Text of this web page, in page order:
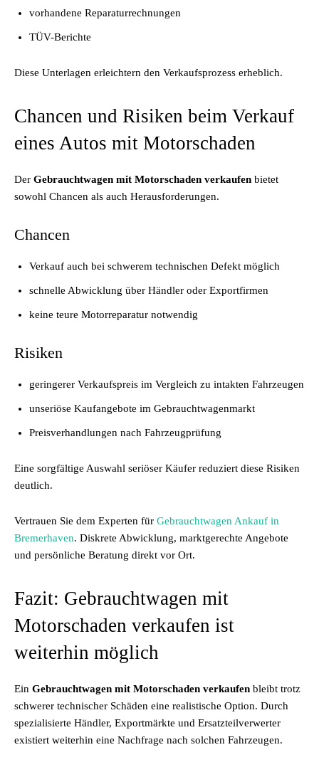
vorhandene Reparaturrechnungen
TÜV-Berichte
Diese Unterlagen erleichtern den Verkaufsprozess erheblich.
Chancen und Risiken beim Verkauf
eines Autos mit Motorschaden
Der Gebrauchtwagen mit Motorschaden verkaufen bietet
sowohl Chancen als auch Herausforderungen.
Chancen
Verkauf auch bei schwerem technischen Defekt möglich
schnelle Abwicklung über Händler oder Exportfirmen
keine teure Motorreparatur notwendig
Risiken
geringerer Verkaufspreis im Vergleich zu intakten Fahrzeugen
unseriöse Kaufangebote im Gebrauchtwagenmarkt
Preisverhandlungen nach Fahrzeugprüfung
Eine sorgfältige Auswahl seriöser Käufer reduziert diese Risiken
deutlich.
Vertrauen Sie dem Experten für Gebrauchtwagen Ankauf in
Bremerhaven. Diskrete Abwicklung, marktgerechte Angebote
und persönliche Beratung direkt vor Ort.
Fazit: Gebrauchtwagen mit
Motorschaden verkaufen ist
weiterhin möglich
Ein Gebrauchtwagen mit Motorschaden verkaufen bleibt trotz
schwerer technischer Schäden eine realistische Option. Durch
spezialisierte Händler, Exportmärkte und Ersatzteilverwerter
existiert weiterhin eine Nachfrage nach solchen Fahrzeugen.